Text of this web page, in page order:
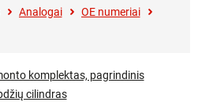
Analogai
OE numeriai
komplektas, pagrindinis
cilindras